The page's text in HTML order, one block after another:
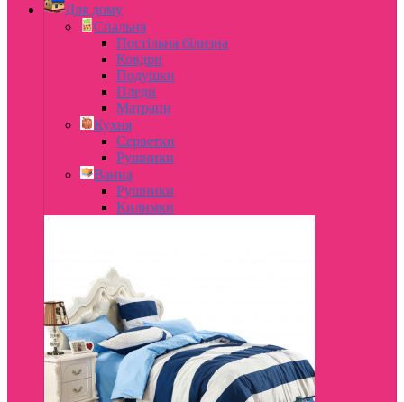
Для дому
Спальня
Постільна білизна
Ковдри
Подушки
Пледи
Матраци
Кухня
Серветки
Рушники
Ванна
Рушники
Килимки